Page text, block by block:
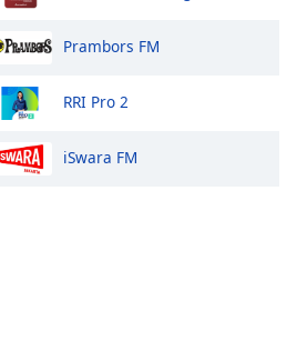
Prambors FM
RRI Pro 2
iSwara FM